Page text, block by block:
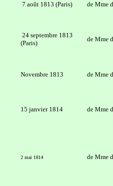
7 août 1813 (Paris) de Mme
24 septembre 1813
(Paris)
de Mme
Novembre 1813 de Mme
15 janvier 1814 de Mme
2 mai 1814 de Mme